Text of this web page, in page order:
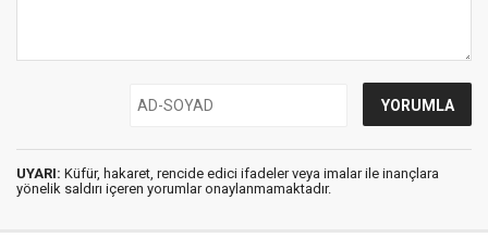
UYARI: Küfür, hakaret, rencide edici ifadeler veya imalar ile inançlara
yönelik saldırı içeren yorumlar onaylanmamaktadır.